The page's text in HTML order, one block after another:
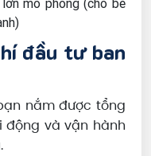
mô phỏng (cho bé
đầu tư ban
nắm được tổng
động và vận hành